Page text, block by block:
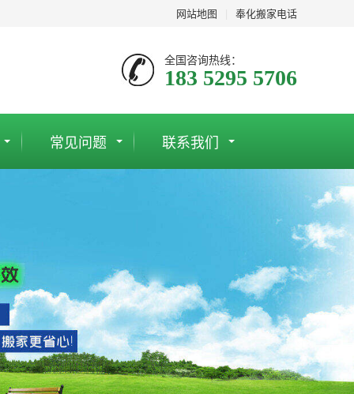
网站地图 奉化搬家电话
全国咨询热线：
183 5295 5706
常见问题 联系我们